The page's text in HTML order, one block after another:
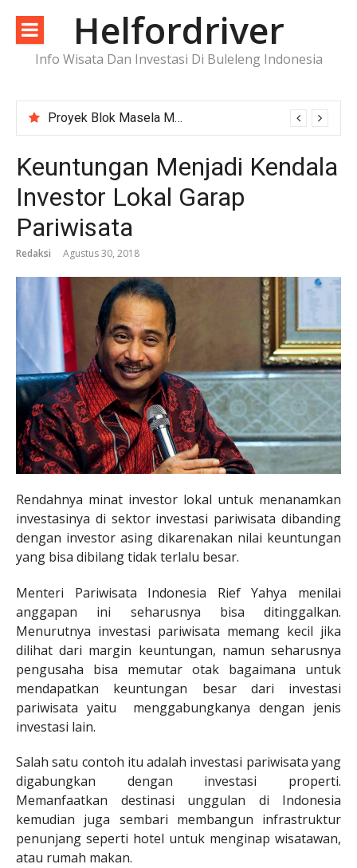
konten
Helfordriver
Info Wisata Dan Investasi Di Buleleng Indonesia
Proyek Blok Masela Makin Dekat ke FID, Investasi Raksasa Siap Menggerakkan Industri Energi
Keuntungan Menjadi Kendala
Investor Lokal Garap
Pariwisata
Redaksi Agustus 30, 2018
Rendahnya minat investor lokal untuk menanamkan
investasinya di sektor investasi pariwisata dibanding
dengan investor asing dikarenakan nilai keuntungan
yang bisa dibilang tidak terlalu besar.
Menteri Pariwisata Indonesia Rief Yahya menilai
anggapan ini seharusnya bisa ditinggalkan.
Menurutnya investasi pariwisata memang kecil jika
dilihat dari margin keuntungan, namun seharusnya
pengusaha bisa memutar otak bagaimana untuk
mendapatkan keuntungan besar dari investasi
pariwisata yaitu menggabungkanya dengan jenis
investasi lain.
Salah satu contoh itu adalah investasi pariwisata yang
digabungkan dengan investasi properti.
Memanfaatkan destinasi unggulan di Indonesia
kemudian juga sembari membangun infrastruktur
penunjang seperti hotel untuk menginap wisatawan,
atau rumah makan.